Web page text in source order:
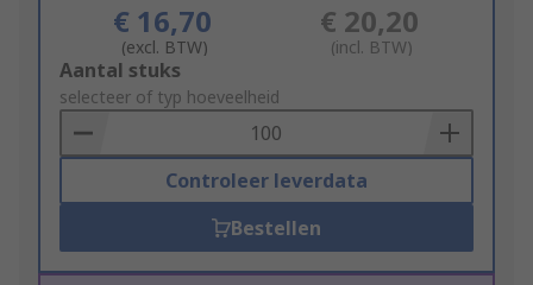
€ 16,70
(excl. BTW)
€ 20,20
(incl. BTW)
Add
to
Basket
Aantal stuks
selecteer of typ hoeveelheid
Controleer leverdata
Bestellen